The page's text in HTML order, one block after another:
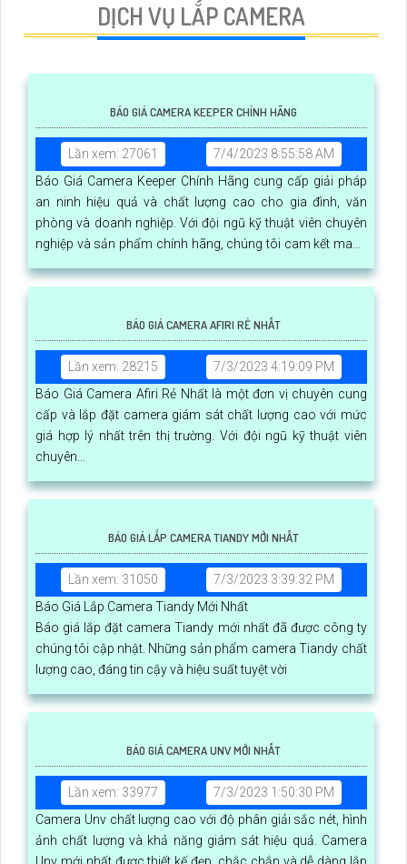
DỊCH VỤ LẮP CAMERA
BÁO GIÁ CAMERA KEEPER CHÍNH HÃNG
Lần xem: 27061
7/4/2023 8:55:58 AM
Báo Giá Camera Keeper Chính Hãng cung cấp giải pháp
an ninh hiệu quả và chất lượng cao cho gia đình, văn
phòng và doanh nghiệp. Với đội ngũ kỹ thuật viên chuyên
nghiệp và sản phẩm chính hãng, chúng tôi cam kết mang
lại sự yên tâm cho khách hàng
BÁO GIÁ CAMERA AFIRI RẺ NHẤT
Lần xem: 28215
7/3/2023 4:19:09 PM
Báo Giá Camera Afiri Rẻ Nhất là một đơn vị chuyên cung
cấp và lắp đặt camera giám sát chất lượng cao với mức
giá hợp lý nhất trên thị trường. Với đội ngũ kỹ thuật viên
chuyên...
BÁO GIÁ LẮP CAMERA TIANDY MỚI NHẤT
Lần xem: 31050
7/3/2023 3:39:32 PM
Báo Giá Lắp Camera Tiandy Mới Nhất
Báo giá lắp đặt camera Tiandy mới nhất đã được công ty
chúng tôi cập nhật. Những sản phẩm camera Tiandy chất
lượng cao, đáng tin cậy và hiệu suất tuyệt vời
BÁO GIÁ CAMERA UNV MỚI NHẤT
Lần xem: 33977
7/3/2023 1:50:30 PM
Camera Unv chất lượng cao với độ phân giải sắc nét, hình
ảnh chất lượng và khả năng giám sát hiệu quả. Camera